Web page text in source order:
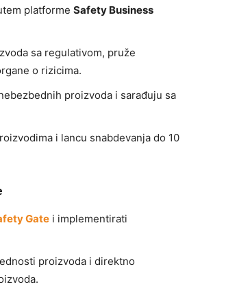
platforme Safety Business
sa regulativom, pruže
o rizicima.
proizvoda i sarađuju sa
i lancu snabdevanja do 10
Gate i implementirati
proizvoda i direktno